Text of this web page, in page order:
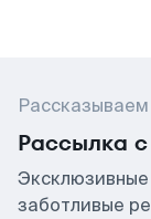
Рассылка
заботливые